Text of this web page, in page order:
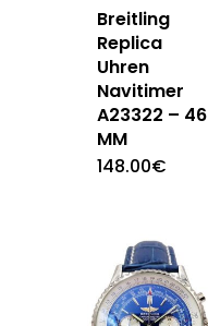
Breitling
Replica
Uhren
Navitimer
A23322 – 46
MM
148.00€